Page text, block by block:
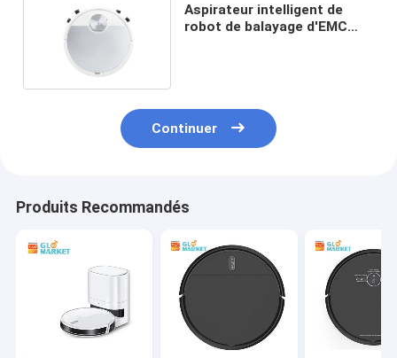
Aspirateur intelligent de
robot de balayage d'EMC
Continuer
Produits Recommandés